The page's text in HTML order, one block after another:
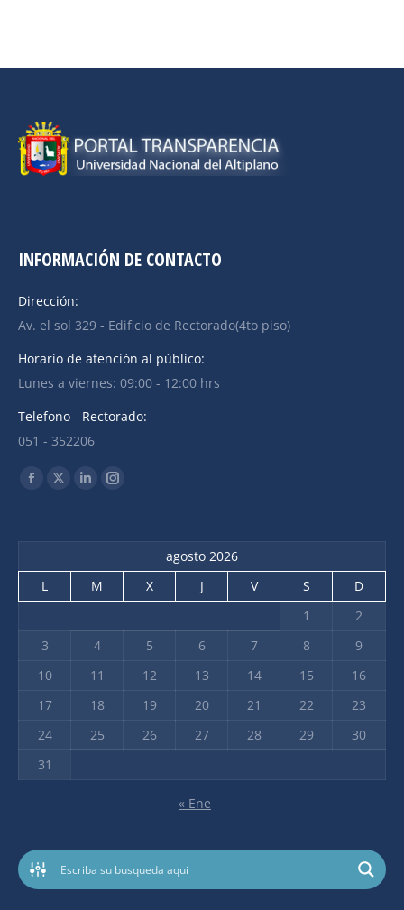
INFORMACIÓN DE CONTACTO
Dirección:
Av. el sol 329 - Edificio de Rectorado(4to piso)
Horario de atención al público:
Lunes a viernes: 09:00 - 12:00 hrs
Telefono - Rectorado:
051 - 352206
Find us on:
agosto 2026
L
M X J V S
D
1
2
3
4 5 6 7 8
9
10
11 12 13 14 15
16
17
18 19 20 21 22
23
24
25 26 27 28 29
30
31
« Ene